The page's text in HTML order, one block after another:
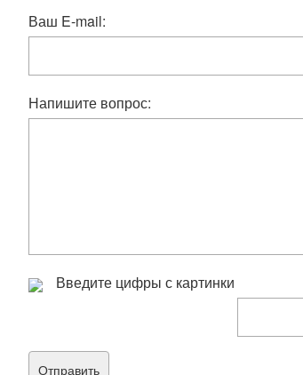
Ваш E-mail:
Напишите вопрос:
Введите цифры с картинки